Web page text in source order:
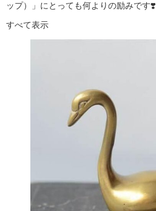
ップ）」にとっても何よりの励みです❣️
すべて表示